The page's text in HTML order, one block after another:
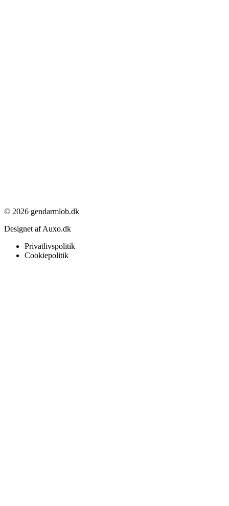
© 2026 gendarmlob.dk
Designet af Auxo.dk
Privatlivspolitik
Cookiepolitik